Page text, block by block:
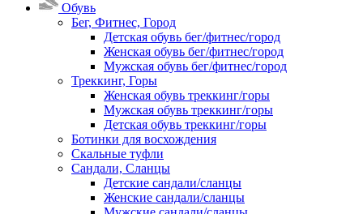
Обувь
Бег, Фитнес, Город
Детская обувь бег/фитнес/город
Женская обувь бег/фитнес/город
Мужская обувь бег/фитнес/город
Треккинг, Горы
Женская обувь треккинг/горы
Мужская обувь треккинг/горы
Детская обувь треккинг/горы
Ботинки для восхождения
Скальные туфли
Сандали, Сланцы
Детские сандали/сланцы
Женские сандали/сланцы